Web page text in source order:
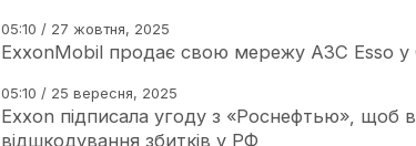
05:10 / 27 жовтня, 2025
ExxonMobil продає свою мережу АЗС Esso у
05:10 / 25 вересня, 2025
Exxon підписала угоду з «Роснефтью», щоб
відшкодування збитків у РФ